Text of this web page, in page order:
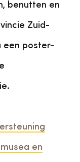
benutten en
Zuid-
een poster-
en